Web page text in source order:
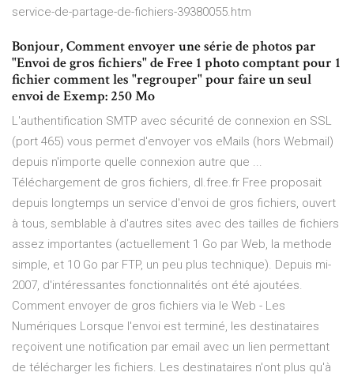
service-de-partage-de-fichiers-39380055.htm
Bonjour, Comment envoyer une série de photos par
"Envoi de gros fichiers" de Free 1 photo comptant pour 1
fichier comment les "regrouper" pour faire un seul
envoi de Exemp: 250 Mo
L'authentification SMTP avec sécurité de connexion en SSL
(port 465) vous permet d'envoyer vos eMails (hors Webmail)
depuis n'importe quelle connexion autre que ...
Téléchargement de gros fichiers, dl.free.fr Free proposait
depuis longtemps un service d'envoi de gros fichiers, ouvert
à tous, semblable à d'autres sites avec des tailles de fichiers
assez importantes (actuellement 1 Go par Web, la methode
simple, et 10 Go par FTP, un peu plus technique). Depuis mi-
2007, d'intéressantes fonctionnalités ont été ajoutées.
Comment envoyer de gros fichiers via le Web - Les
Numériques Lorsque l'envoi est terminé, les destinataires
reçoivent une notification par email avec un lien permettant
de télécharger les fichiers. Les destinataires n'ont plus qu'à